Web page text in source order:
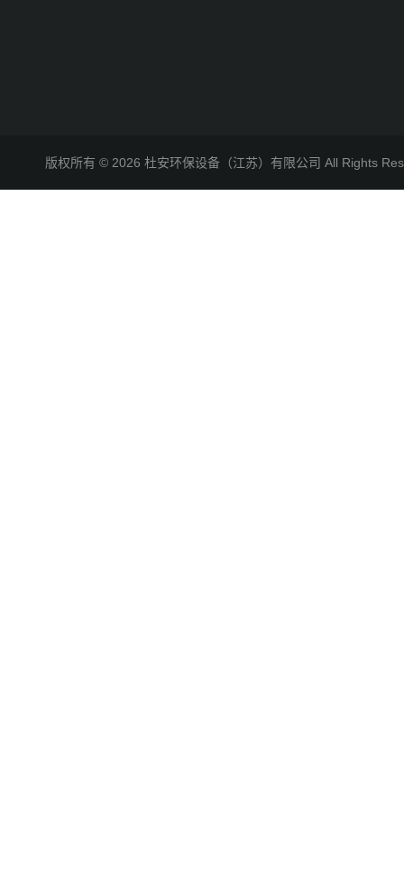
版权所有 © 2026 杜安环保设备（江苏）有限公司 All Rights